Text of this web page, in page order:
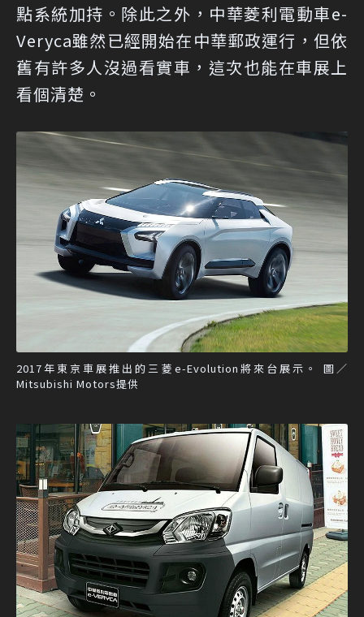
點系統加持。除此之外，中華菱利電動車e-
Veryca雖然已經開始在中華郵政運行，但依
舊有許多人沒過看實車，這次也能在車展上
看個清楚。
2017年東京車展推出的三菱e-Evolution將來台展示。 圖／
Mitsubishi Motors提供